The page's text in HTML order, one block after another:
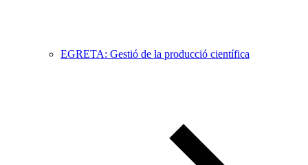
EGRETA: Gestió de la producció científica